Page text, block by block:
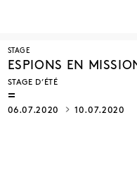
STAGE
ESPIONS EN
STAGE D’ÉTÉ
06.07.2020 10.07.2020